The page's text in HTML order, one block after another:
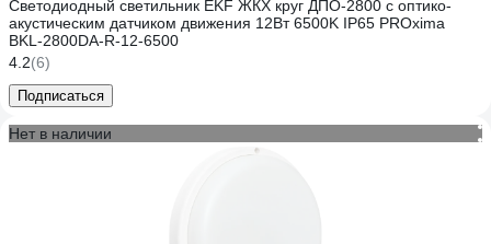
Светодиодный светильник EKF ЖКХ круг ДПО-2800 с оптико-
акустическим датчиком движения 12Вт 6500K IP65 PROxima
BKL-2800DА-R-12-6500
4.2(6)
Подписаться
Нет в наличии